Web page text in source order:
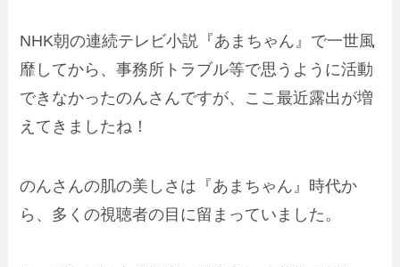
NHK朝の連続テレビ小説『あまちゃん』で一世風
靡してから、事務所トラブル等で思うように活動
できなかったのんさんですが、ここ最近露出が増
えてきましたね！
のんさんの肌の美しさは『あまちゃん』時代か
ら、多くの視聴者の目に留まっていました。